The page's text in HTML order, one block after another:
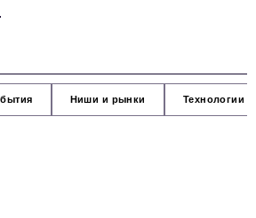
Ниши и рынки Технологии